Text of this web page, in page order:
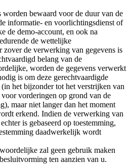
worden bewaard voor de duur van de
informatie- en voorlichtingsdienst of
de demo-account, en ook na
de wettelijke
zover de verwerking van gegevens is
belang van de
worden de gegevens verwerkt
is om deze gerechtvaardigde
(in het bijzonder tot het verstrijken van
vorderingen op grond van de
maar niet langer dan het moment
erkend. Indien de verwerking van
is gebaseerd op toestemming,
daadwerkelijk wordt
zal geen gebruik maken
ten aanzien van u.